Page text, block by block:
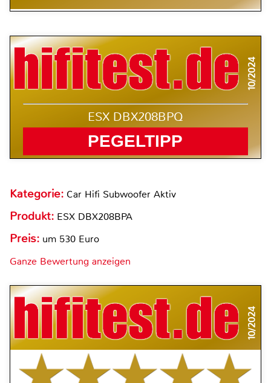
10/2024
ESX DBX208BPQ
PEGELTIPP
Kategorie: Car Hifi Subwoofer Aktiv
Produkt: ESX DBX208BPA
Preis: um 530 Euro
Ganze Bewertung anzeigen
10/2024